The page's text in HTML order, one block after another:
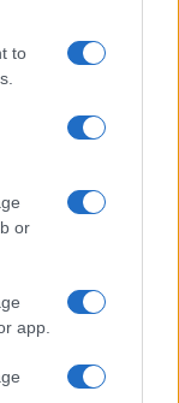
to
or
app.
rubato 1600